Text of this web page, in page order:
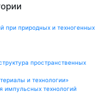
при природных и техногенных
пространственных
и технологии»
импульсных технологий